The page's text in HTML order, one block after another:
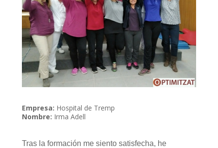
Empresa: Hospital de Tremp
Nombre: Irma Adell
Tras la formación me siento satisfecha, he